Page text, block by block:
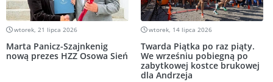
wtorek, 21 lipca 2026
Marta Panicz-Szajnkenig
nową prezes HZZ Osowa Sień
wtorek, 14 lipca 2026
Twarda Piątka po raz piąty.
We wrześniu pobiegną po
zabytkowej kostce brukowej
dla Andrzeja